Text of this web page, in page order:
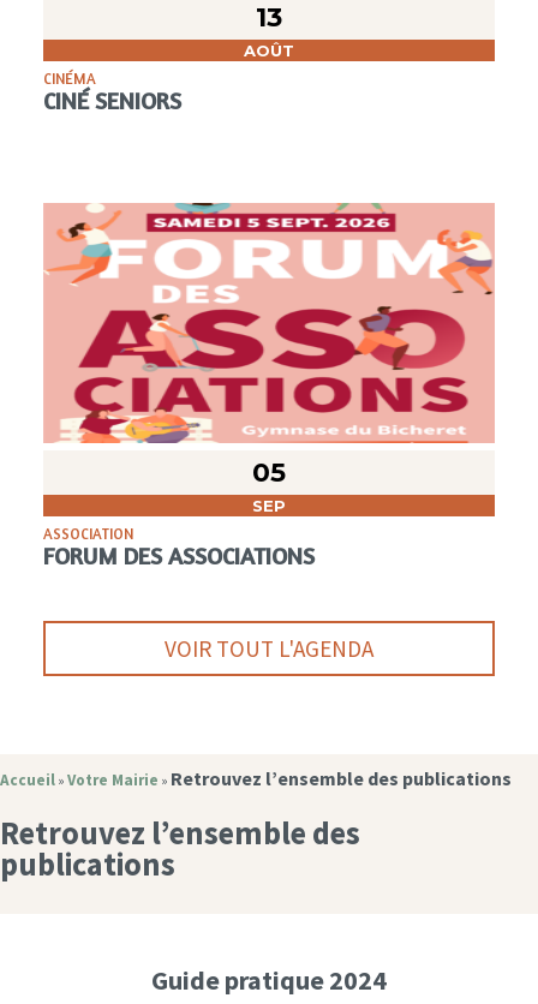
13
AOÛT
CINÉMA
CINÉ SENIORS
05
SEP
ASSOCIATION
FORUM DES ASSOCIATIONS
VOIR TOUT L'AGENDA
Accueil » Votre Mairie » Retrouvez l’ensemble des publications
Retrouvez l’ensemble des
publications
Guide pratique 2024